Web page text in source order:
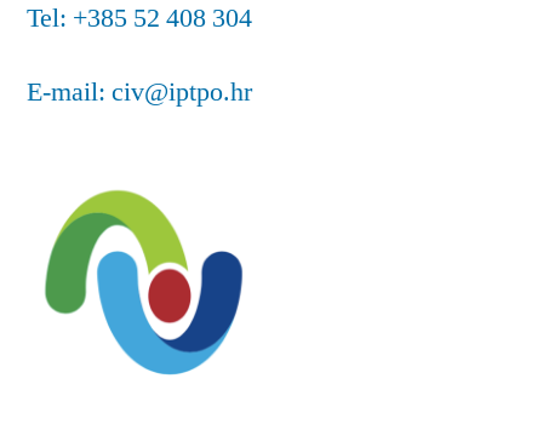
Tel: +385 52 408 304
E-mail: civ@iptpo.hr